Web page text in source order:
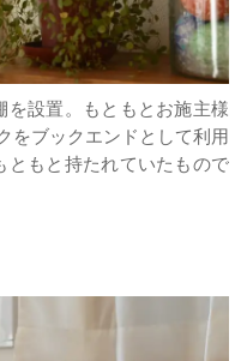
を設置。もともとお施主様
をブックエンドとして利用
ともと持たれていたもので